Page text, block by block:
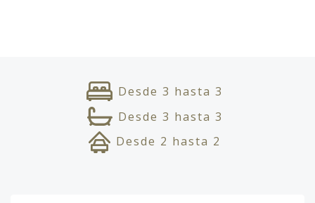
Desde 3 hasta 3
Desde 3 hasta 3
Desde 2 hasta 2